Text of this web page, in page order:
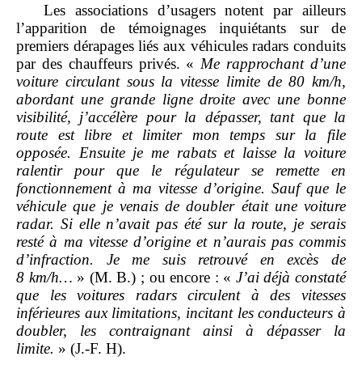
Les associations d’usagers notent par ailleurs
l’apparition de témoignages inquiétants sur de
premiers dérapages liés aux véhicules radars conduits
par des chauffeurs privés. « Me rapprochant d’une
voiture circulant sous la vitesse limite de 80 km/h,
abordant une grande ligne droite avec une bonne
visibilité, j’accélère pour la dépasser, tant que la
route est libre et limiter mon temps sur la file
opposée. Ensuite je me rabats et laisse la voiture
ralentir pour que le régulateur se remette en
fonctionnement à ma vitesse d’origine. Sauf que le
véhicule que je venais de doubler était une voiture
radar. Si elle n’avait pas été sur la route, je serais
resté à ma vitesse d’origine et n’aurais pas commis
d’infraction. Je me suis retrouvé en excès de
8 km/h… » (M. B.) ; ou encore : « J’ai déjà constaté
que les voitures radars circulent à des vitesses
inférieures aux limitations, incitant les conducteurs à
doubler, les contraignant ainsi à dépasser la
limite. » (J.‑F. H).